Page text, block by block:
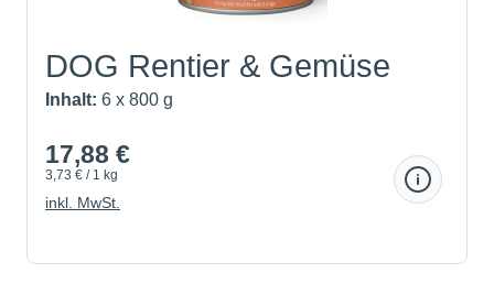
DOG Rentier & Gemüse
Inhalt: 6 x 800 g
17,88 €
3,73 € / 1 kg
inkl. MwSt.